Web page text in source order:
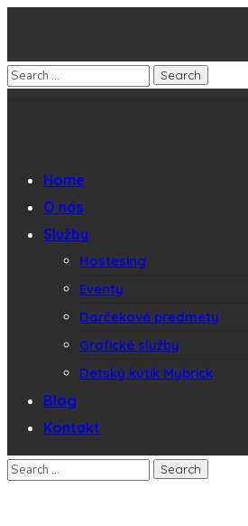
Home
O nás
Služby
Hostesing
Eventy
Darčekové predmety
Grafické služby
Detský kútik Mybrick
Blog
Kontakt